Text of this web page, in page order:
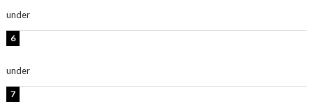
under
under